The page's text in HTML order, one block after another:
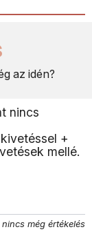
az idén?
nincs
+
mellé.
nincs még értékelés